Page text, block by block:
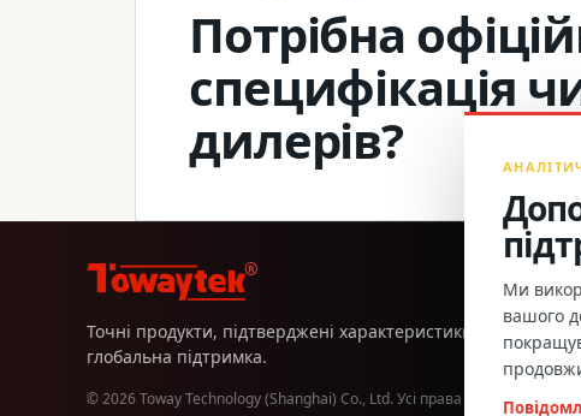
Потрібна
специфікація
дилерів?
®
Точні продукти, підтверджені характеристики та пряма
глобальна підтримка.
© 2026 Toway Technology (Shanghai) Co., Ltd. Усі права захищено.
Ми
вашого